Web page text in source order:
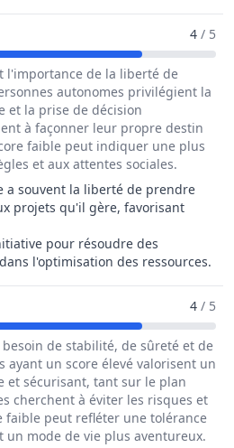
Métier De Ingénieur / 4 / 5
l'importance de la liberté de
autonomes privilégient la
et la prise de décision
à façonner leur propre destin
faible peut indiquer une plus
et aux attentes sociales.
a souvent la liberté de prendre
projets qu'il gère, favorisant
pour résoudre des
l'optimisation des ressources.
De Ingénieur / 4 / 5
de stabilité, de sûreté et de
ayant un score élevé valorisent un
et sécurisant, tant sur le plan
cherchent à éviter les risques et
faible peut refléter une tolérance
un mode de vie plus aventureux.